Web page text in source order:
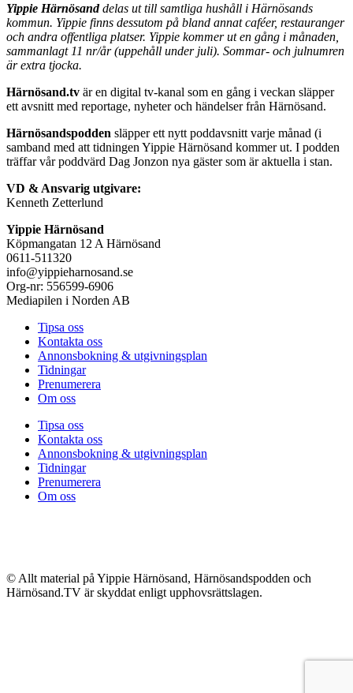
Yippie Härnösanddelas ut till samtliga hushåll i Härnösands
kommun. Yippie finns dessutom på bland annat caféer, restauranger
och andra offentliga platser. Yippie kommer ut en gång i månaden,
sammanlagt 11 nr/år (uppehåll under juli). Sommar- och julnumren
är extra tjocka.
Härnösand.tv är en digital tv-kanal som en gång i veckan släpper
ett avsnitt med reportage, nyheter och händelser från Härnösand.
Härnösandspodden släpper ett nytt poddavsnitt varje månad (i
samband med att tidningen Yippie Härnösand kommer ut. I podden
träffar vår poddvärd Dag Jonzon nya gäster som är aktuella i stan.
VD & Ansvarig utgivare:
Kenneth Zetterlund
Yippie Härnösand
Köpmangatan 12 A Härnösand
0611-511320
info@yippieharnosand.se
Org-nr: 556599-6906
Mediapilen i Norden AB
Tipsa oss
Kontakta oss
Annonsbokning & utgivningsplan
Tidningar
Prenumerera
Om oss
Tipsa oss
Kontakta oss
Annonsbokning & utgivningsplan
Tidningar
Prenumerera
Om oss
© Allt material på Yippie Härnösand, Härnösandspodden och
Härnösand.TV är skyddat enligt upphovsrättslagen.